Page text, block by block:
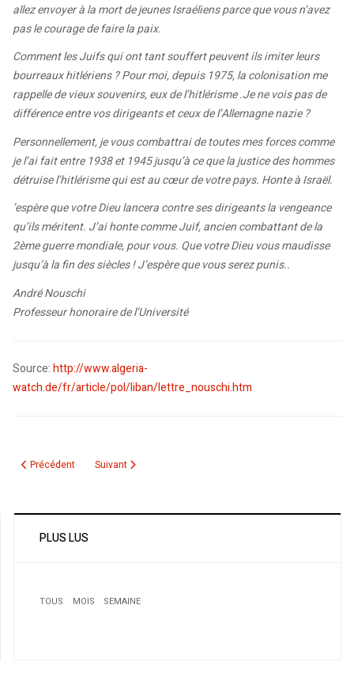
allez envoyer à la mort de jeunes Israéliens parce que vous n’avez
pas le courage de faire la paix.
Comment les Juifs qui ont tant souffert peuvent ils imiter leurs
bourreaux hitlériens ? Pour moi, depuis 1975, la colonisation me
rappelle de vieux souvenirs, eux de l’hitlérisme .Je ne vois pas de
différence entre vos dirigeants et ceux de l’Allemagne nazie ?
Personnellement, je vous combattrai de toutes mes forces comme
je l’ai fait entre 1938 et 1945 jusqu’à ce que la justice des hommes
détruise l’hitlérisme qui est au cœur de votre pays. Honte à Israël.
’espère que votre Dieu lancera contre ses dirigeants la vengeance
qu’ils méritent. J’ai honte comme Juif, ancien combattant de la
2ème guerre mondiale, pour vous. Que votre Dieu vous maudisse
jusqu’à la fin des siècles ! J’espère que vous serez punis..
André Nouschi
Professeur honoraire de l’Université
Source:http://www.algeria-
watch.de/fr/article/pol/liban/lettre_nouschi.htm
Article précédent : Le premier guichet d'accès aux places en services de
Précédent Article suivant : Existe-t-il vraiment une affaire Arezki
Suivant
PLUS LUS
TOUS MOIS
SEMAINE